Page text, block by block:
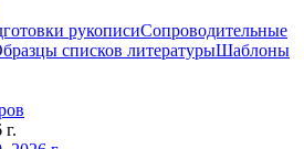
рукописиСопроводительные
списков литературыШаблоны